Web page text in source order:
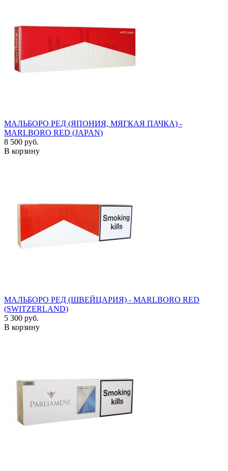
МАЛЬБОРО РЕД (ЯПОНИЯ, МЯГКАЯ ПАЧКА) -
MARLBORO RED (JAPAN)
8 500 руб.
В корзину
МАЛЬБОРО РЕД (ШВЕЙЦАРИЯ) - MARLBORO RED
(SWITZERLAND)
5 300 руб.
В корзину